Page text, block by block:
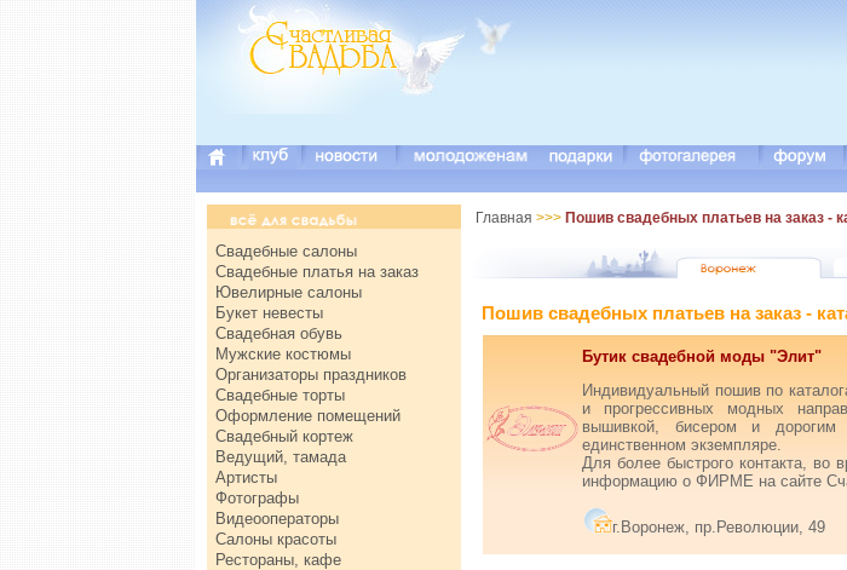
Свадебные салоны
Свадебные платья на заказ
Ювелирные салоны
Букет невесты
Свадебная обувь
Мужские костюмы
Организаторы праздников
Свадебные торты
Оформление помещений
Свадебный кортеж
Ведущий, тамада
Артисты
Фотографы
Видеооператоры
Салоны красоты
Рестораны, кафе
Главная >>> Пошив свадебных платьев на заказ -
Пошив свадебных платьев на заказ -
Бутик свадебной моды "Элит"
Индивидуальный пошив по
и прогрессивных модных
вышивкой, бисером и
единственном экземпляре.
Для более быстрого контакта, во
информацию о ФИРМЕ на сайте
г.Воронеж, пр.Революции, 49